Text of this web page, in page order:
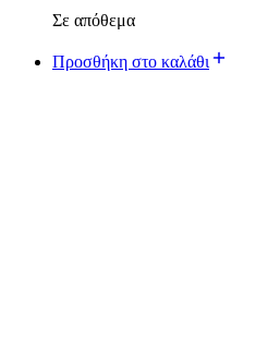
Σε απόθεμα
Προσθήκη στο καλάθι